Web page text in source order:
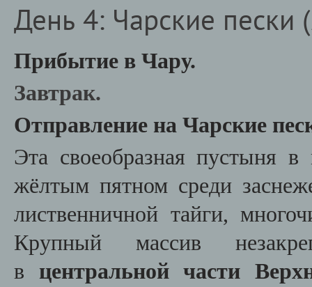
День 4: Чарские пески
Прибытие в Чару.
Завтрак.
Отправление на Чарские
Эта своеобразная пустыня
жёлтым пятном среди
лиственничной тайги,
Крупный массив
в центральной части